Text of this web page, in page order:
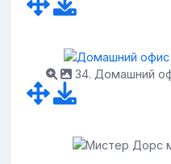
34. Домашний